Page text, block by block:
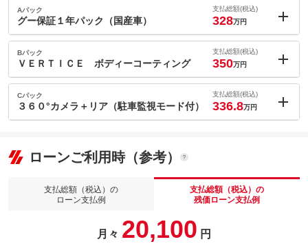
Aパック
グー保証１年パック（国産車）
支払総額(税込)
328万円
内：オプシ
ョン価格
(税込)
車両本体価
318.5万円
パック内容
カーライフを強力にサポートします。
[保証付]：1年1ヶ月・走行無制限
Bパック
ＶＥＲＴＩＣＥ ボディーコーティング
支払総額(税込)
350万円
内：オプシ
ョン価格
(税込)
車両本体価
パック内容
出いたします。撥水力も高く、防汚性に優れたボディーのガラス
コーティングです。
Cパック
３６０°カメラ＋リア（駐車監視モード付）
支払総額(税込)
336.8万円
車両本体価
318.5
ローンご利用時（参考）
支払総額（税込）の
ローン支払例
支払総額（税込）の
残価ローン支払例
月々 20,100 円